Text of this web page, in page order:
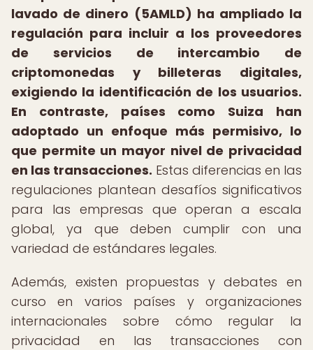
lavado de dinero (5AMLD) ha ampliado la
regulación para incluir a los proveedores
de servicios de intercambio de
criptomonedas y billeteras digitales,
exigiendo la identificación de los usuarios.
En contraste, países como Suiza han
adoptado un enfoque más permisivo, lo
que permite un mayor nivel de privacidad
en las transacciones. Estas diferencias en las
regulaciones plantean desafíos significativos
para las empresas que operan a escala
global, ya que deben cumplir con una
variedad de estándares legales.
Además, existen propuestas y debates en
curso en varios países y organizaciones
internacionales sobre cómo regular la
privacidad en las transacciones con